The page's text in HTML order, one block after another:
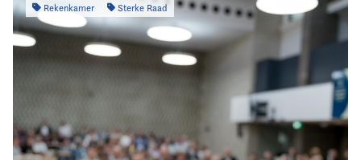
Rekenkamer
Sterke Raad